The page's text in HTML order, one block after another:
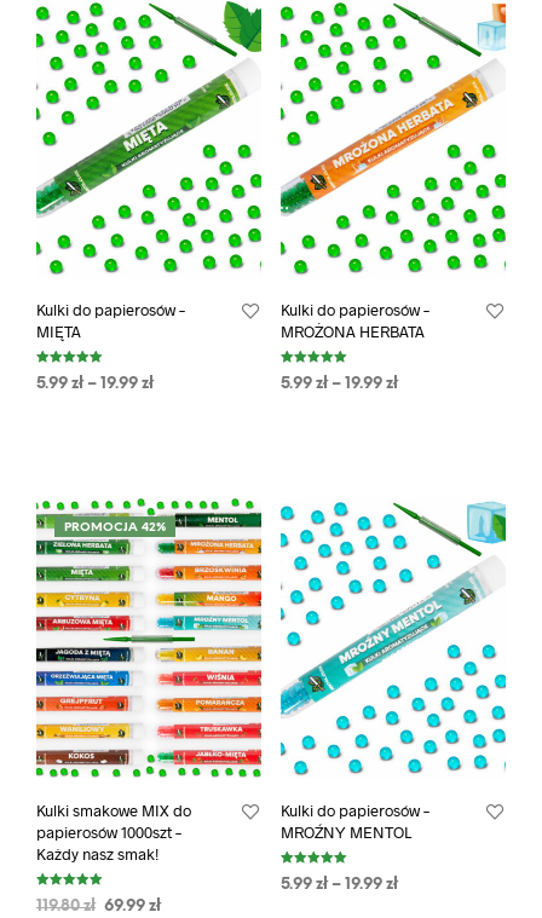
Kulki do papierosów –
MIĘTA
Oceniono
5.00
5.99 zł– 19.99 zł
Kulki do papierosów –
MROŻONA HERBATA
Oceniono
5.00
5.99 zł– 19.99 zł
PROMOCJA 42%
Kulki smakowe MIX do
papierosów 1000szt –
Każdy nasz smak!
Oceniono
5.00
119.80zł 69.99 zł
Kulki do papierosów –
MROŹNY MENTOL
Oceniono
5.00
5.99 zł– 19.99 zł